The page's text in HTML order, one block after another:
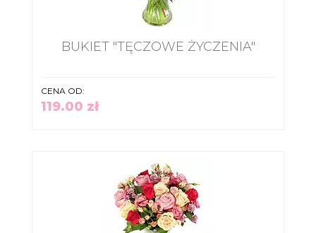
BUKIET "TĘCZOWE ŻYCZENIA"
CENA OD:
119.00 zł